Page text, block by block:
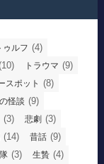
ゥルフ (4)
トラウマ (9)
スポット (8)
怪談 (9)
(3) 悲劇 (3)
(14) 昔話 (9)
(3) 生贄 (4)